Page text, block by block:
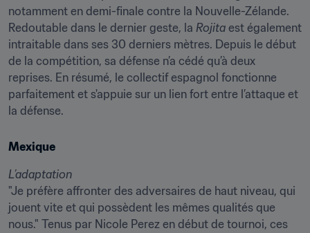
notamment en demi-finale contre la Nouvelle-Zélande.
Redoutable dans le dernier geste, la Rojita est également
intraitable dans ses 30 derniers mètres. Depuis le début
de la compétition, sa défense n’a cédé qu’à deux
reprises. En résumé, le collectif espagnol fonctionne
parfaitement et s'appuie sur un lien fort entre l’attaque et
la défense.
Mexique
L’adaptation
"Je préfère affronter des adversaires de haut niveau, qui
jouent vite et qui possèdent les mêmes qualités que
nous." Tenus par Nicole Perez en début de tournoi, ces